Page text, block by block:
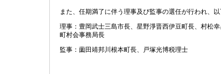
また、任期満了に伴う理事及び監事の選任が行われ、
理事：豊岡武士三島市長、星野淨晋西伊豆町長、村松
町村会事務局長
監事：薗田靖邦川根本町長、戸塚光博税理士